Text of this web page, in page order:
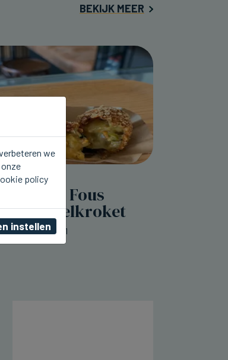
BEKIJK MEER
Je m'en Fous
mosselkroket
2026, 00:11
we
policy
instellen